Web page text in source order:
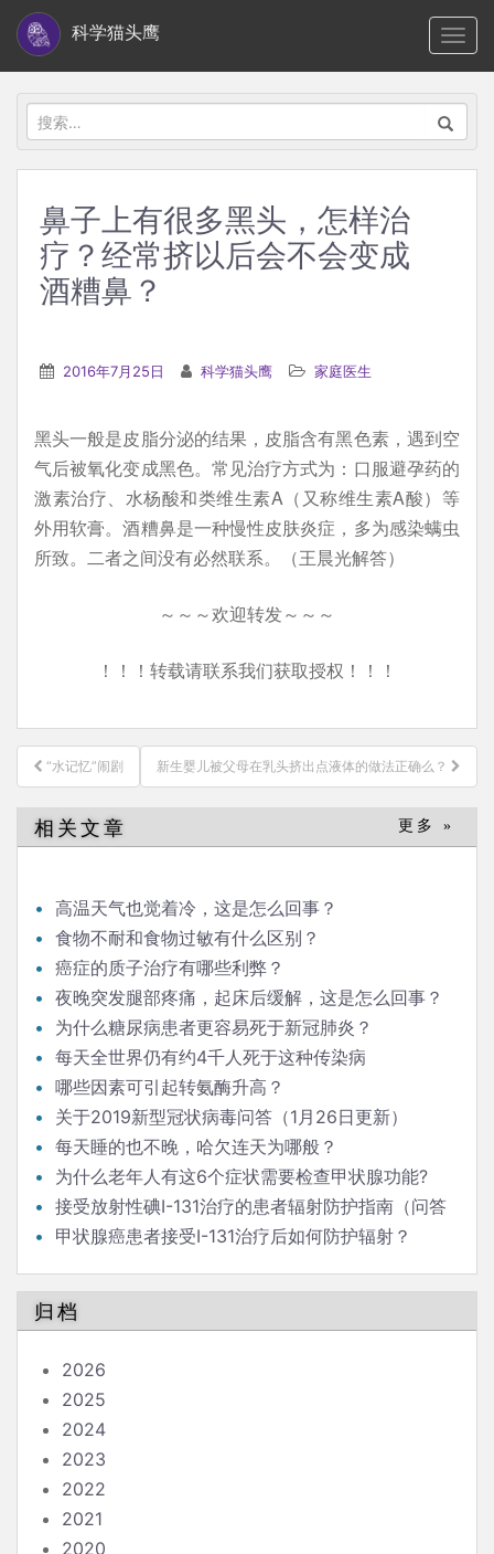
i
科学猫头鹰
搜
索：
鼻子上有很多黑头，怎样治
疗？经常挤以后会不会变成
酒糟鼻？
2016年7月25日 科学猫头鹰 家庭医生
黑头一般是皮脂分泌的结果，皮脂含有黑色素，遇到空
气后被氧化变成黑色。常见治疗方式为：口服避孕药的
激素治疗、水杨酸和类维生素A（又称维生素A酸）等
外用软膏。酒糟鼻是一种慢性皮肤炎症，多为感染螨虫
所致。二者之间没有必然联系。（王晨光解答）
～～～欢迎转发～～～
！！！转载请联系我们获取授权！！！
文
章
导
航
“水记忆”闹剧 新生婴儿被父母在乳头挤出点液体的做法正确么？
相关文章 更多 »
高温天气也觉着冷，这是怎么回事？
食物不耐和食物过敏有什么区别？
癌症的质子治疗有哪些利弊？
夜晚突发腿部疼痛，起床后缓解，这是怎么回事？
为什么糖尿病患者更容易死于新冠肺炎？
每天全世界仍有约4千人死于这种传染病
哪些因素可引起转氨酶升高？
关于2019新型冠状病毒问答（1月26日更新）
每天睡的也不晚，哈欠连天为哪般？
为什么老年人有这6个症状需要检查甲状腺功能?
接受放射性碘I-131治疗的患者辐射防护指南（问答
版）甲状腺癌患者接受I-131治疗后如何防护辐射？
归档
2026
2025
2024
2023
2022
2021
2020